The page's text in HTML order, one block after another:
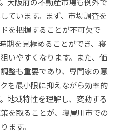
ています。まず、市場調査を
を把握することが不可欠で
期を見極めることができ、寝
いやすくなります。また、価
整も重要であり、専門家の意
を最小限に抑えながら効率的
地域特性を理解し、変動する
を取ることが、寝屋川市での
ます。